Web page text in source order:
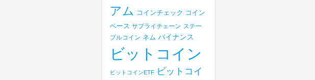
アム コインチェック コイン
ベース サプライチェーン ステー
ブルコイン ネム バイナンス
ビットコイン
ビットコインETF
ビットコイ